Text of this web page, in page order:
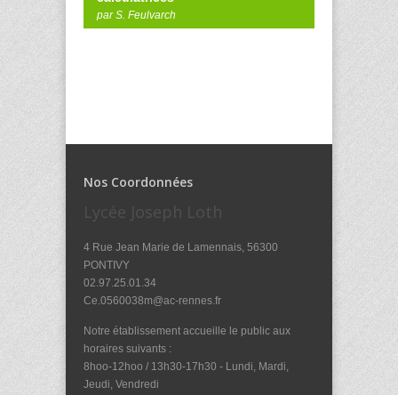
par S. Feulvarch
Nos Coordonnées
Lycée Joseph Loth
4 Rue Jean Marie de Lamennais, 56300
PONTIVY
02.97.25.01.34
Ce.0560038m@ac-rennes.fr
Notre établissement accueille le public aux
horaires suivants :
8hoo-12hoo / 13h30-17h30 - Lundi, Mardi,
Jeudi, Vendredi